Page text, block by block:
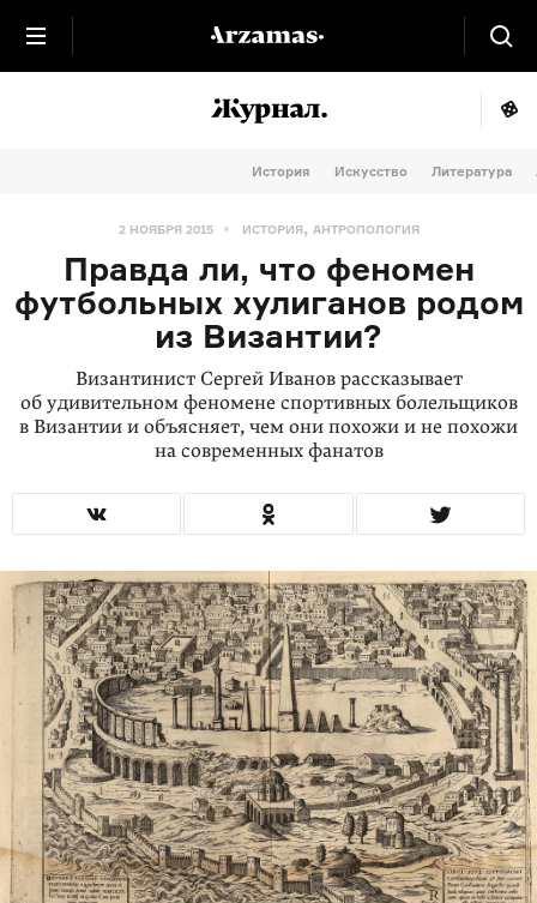
История Искусство Литература
2 НОЯБРЯ 2015 ИСТОРИЯ, АНТРОПОЛОГИЯ
Правда ли, что феномен
футбольных хулиганов родом
из Византии?
Византинист Сергей Иванов рассказывает
об удивительном феномене спортивных болельщиков
в Византии и объясняет, чем они похожи и не похожи
на современных фанатов